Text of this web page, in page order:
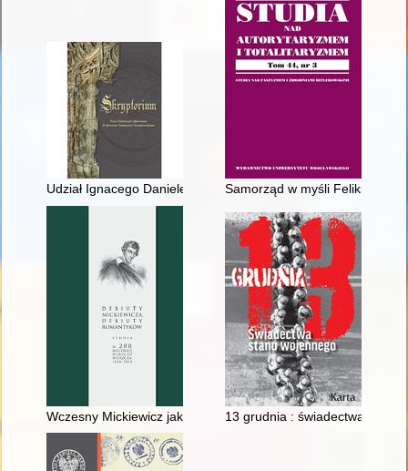
Udział Ignacego Danielewskiego, delegata z Chełmna w
Samorząd w myśli Feliksa
Wczesny Mickiewicz jako zapowiadający się historiozof
13 grudnia : świadectwa stanu